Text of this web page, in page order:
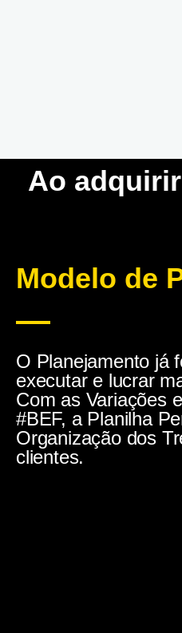
Ao
Modelo de
O Planejamento já
executar e lucrar
Com as Variações
#BEF, a Planilha
Organização dos
clientes.